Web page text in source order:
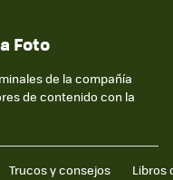
Foto
de la compañía
de contenido con la
Trucos y consejos Libros